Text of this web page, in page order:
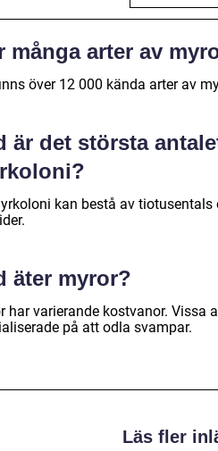
många arter av
över 12 000 kända arter av
är det största
kan bestå av
äter myror?
har varierande kostvanor. Vissa
på att odla svampar.
Läs fler